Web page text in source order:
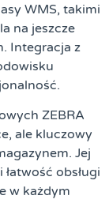
WMS, takimi
na jeszcze
Integracja z
ZEBRA
ale kluczowy
Jej
obsługi
w każdym